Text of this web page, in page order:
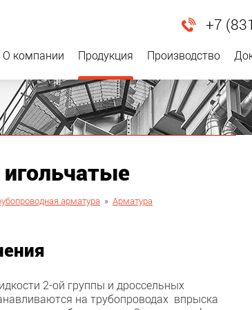
+7
О компании Продукция Производство
арматура » Арматура
2-ой группы и дроссельных
на трубопроводах впрыска